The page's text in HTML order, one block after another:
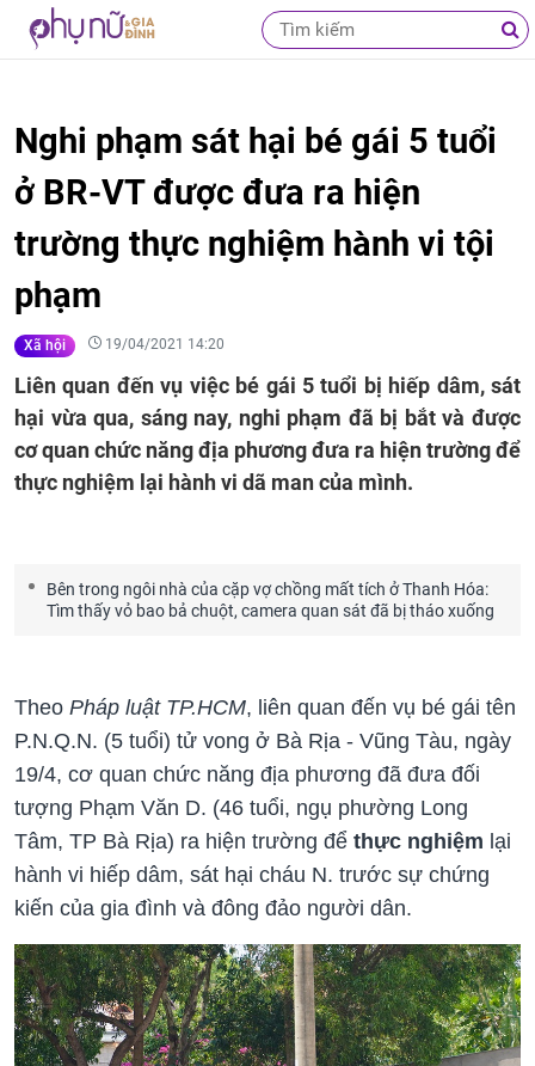
Nghi phạm sát hại bé gái 5 tuổi
ở BR-VT được đưa ra hiện
trường thực nghiệm hành vi tội
phạm
Xã hội 19/04/2021 14:20
Liên quan đến vụ việc bé gái 5 tuổi bị hiếp dâm, sát
hại vừa qua, sáng nay, nghi phạm đã bị bắt và được
cơ quan chức năng địa phương đưa ra hiện trường để
thực nghiệm lại hành vi dã man của mình.
Bên trong ngôi nhà của cặp vợ chồng mất tích ở Thanh Hóa:
Tìm thấy vỏ bao bả chuột, camera quan sát đã bị tháo xuống
Theo Pháp luật TP.HCM, liên quan đến vụ bé gái tên
P.N.Q.N. (5 tuổi) tử vong ở Bà Rịa - Vũng Tàu, ngày
19/4, cơ quan chức năng địa phương đã đưa đối
tượng Phạm Văn D. (46 tuổi, ngụ phường Long
Tâm, TP Bà Rịa) ra hiện trường để thực nghiệm lại
hành vi hiếp dâm, sát hại cháu N. trước sự chứng
kiến của gia đình và đông đảo người dân.